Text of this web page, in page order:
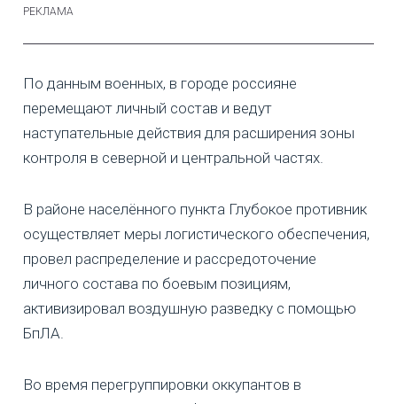
По данным военных, в городе россияне
перемещают личный состав и ведут
наступательные действия для расширения зоны
контроля в северной и центральной частях.
В районе населённого пункта Глубокое противник
осуществляет меры логистического обеспечения,
провел распределение и рассредоточение
личного состава по боевым позициям,
активизировал воздушную разведку с помощью
БпЛА.
Во время перегруппировки оккупантов в